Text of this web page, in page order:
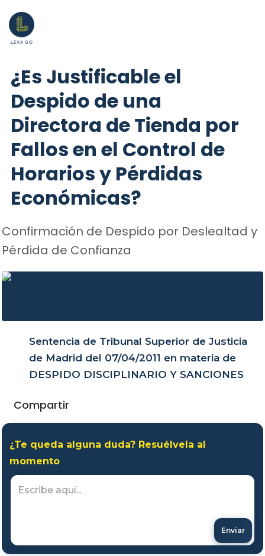
¿Es Justificable el
Despido de una
Directora de Tienda por
Fallos en el Control de
Horarios y Pérdidas
Económicas?
Confirmación de Despido por Deslealtad y
Pérdida de Confianza
Sentencia de Tribunal Superior de Justicia
de Madrid del 07/04/2011 en materia de
DESPIDO DISCIPLINARIO Y SANCIONES
Compartir
¿Te queda alguna duda? Resuélvela al
momento
Enviar